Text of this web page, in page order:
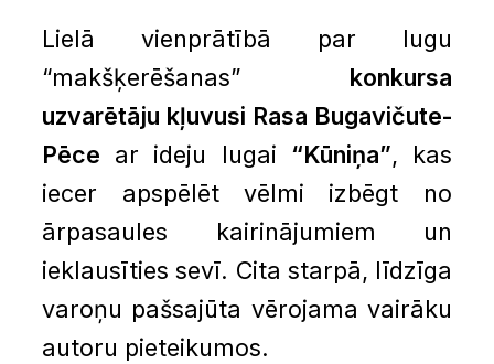
Lielā vienprātībā par lugu
“makšķerēšanas” konkursa
uzvarētāju kļuvusi Rasa Bugavičute-
Pēce ar ideju lugai “Kūniņa”, kas
iecer apspēlēt vēlmi izbēgt no
ārpasaules kairinājumiem un
ieklausīties sevī. Cita starpā, līdzīga
varoņu pašsajūta vērojama vairāku
autoru pieteikumos.